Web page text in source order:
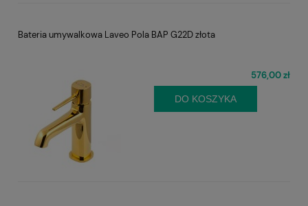
Bateria umywalkowa Laveo Pola BAP G22D złota
576,00 zł
DO KOSZYKA